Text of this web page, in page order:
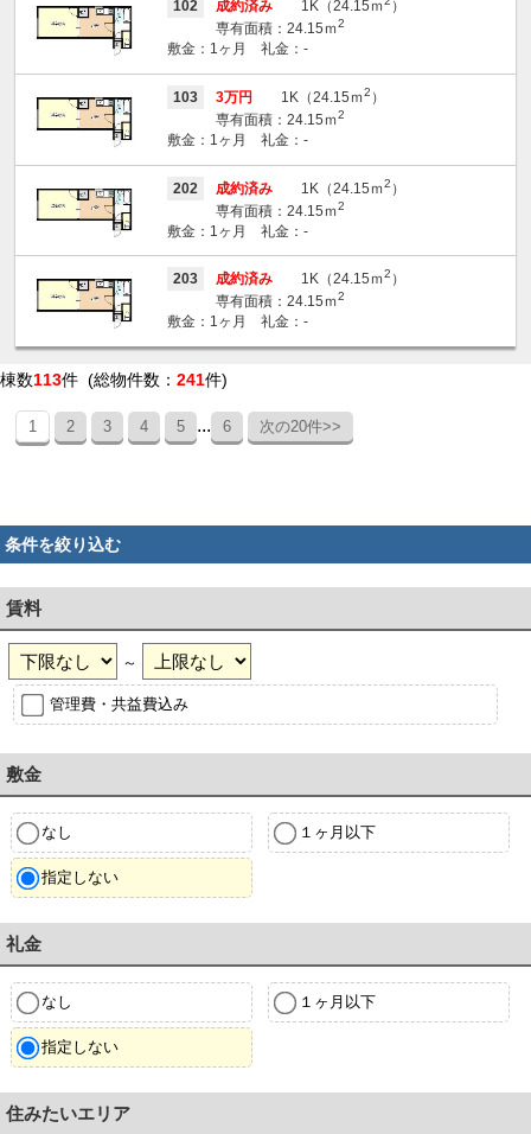
102 成約済み 1K（24.15ｍ ）
専有面積：24.15ｍ2
敷金：1ヶ月 礼金：-
103 3万円 1K（24.15ｍ2 ）
専有面積：24.15ｍ2
敷金：1ヶ月 礼金：-
202 成約済み 1K（24.15ｍ2 ）
専有面積：24.15ｍ2
敷金：1ヶ月 礼金：-
203 成約済み 1K（24.15ｍ2 ）
専有面積：24.15ｍ2
敷金：1ヶ月 礼金：-
棟数113件 (総物件数： 241件)
1 2 3 4 5 ... 6 次の20件>>
条件を絞り込む
賃料
～
管理費・共益費込み
敷金
なし １ヶ月以下
指定しない
礼金
なし １ヶ月以下
指定しない
住みたいエリア